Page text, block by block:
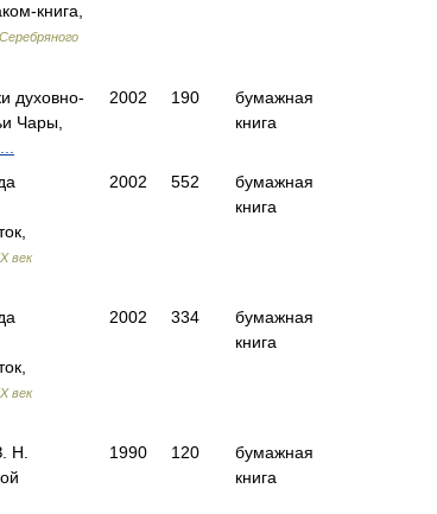
книга,
духовно-
Чары,
2002 190
бумажная
книга
век
2002 552
бумажная
книга
век
2002 334
бумажная
книга
Н.
1990 120
бумажная
книга